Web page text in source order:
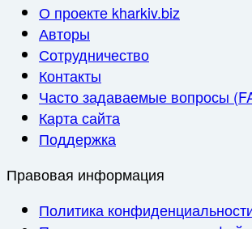
О проекте kharkiv.biz
Авторы
Сотрудничество
Контакты
Часто задаваемые вопросы
Карта сайта
Поддержка
Правовая информация
Политика